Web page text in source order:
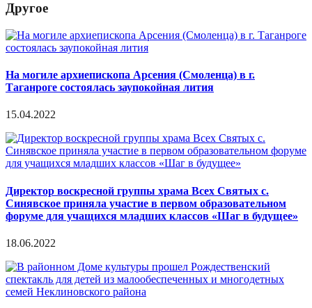
Другое
На могиле архиепископа Арсения (Смоленца) в г.
Таганроге состоялась заупокойная лития
15.04.2022
Директор воскресной группы храма Всех Святых с.
Синявское приняла участие в первом образовательном
форуме для учащихся младших классов «Шаг в будущее»
18.06.2022